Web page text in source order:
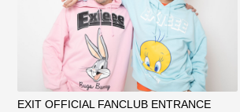
EXIT OFFICIAL FANCLUB ENTRANCE